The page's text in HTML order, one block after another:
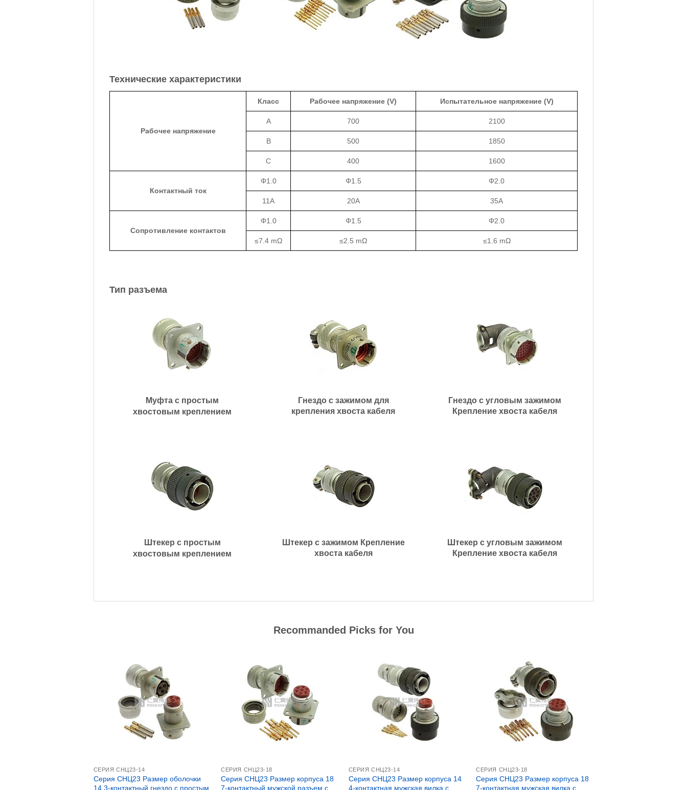
Технические характеристики
Рабочее напряжение
Класс Рабочее напряжение (V) Испытательное напряжение (V)
A 700 2100
B 500 1850
C 400 1600
Контактный ток
Φ1.0 Φ1.5 Φ2.0
11A 20A 35A
Сопротивление контактов
Φ1.0 Φ1.5 Φ2.0
≤7.4 mΩ ≤2.5 mΩ ≤1.6 mΩ
Тип разъема
Муфта с простым
хвостовым креплением
Гнездо с зажимом для
крепления хвоста кабеля
Гнездо с угловым зажимом
Крепление хвоста кабеля
Штекер с простым
хвостовым креплением
Штекер с зажимом Крепление
хвоста кабеля
Штекер с угловым зажимом
Крепление хвоста кабеля
Recommanded Picks for You
СЕРИЯ CНЦ23-14
Серия СНЦ23 Размер оболочки
14 3-контактный гнездо с простым
СЕРИЯ СНЦ23-18
Серия СНЦ23 Размер корпуса 18
7-контактный мужской разъем с
СЕРИЯ CНЦ23-14
Серия СНЦ23 Размер корпуса 14
4-контактная мужская вилка с
СЕРИЯ СНЦ23-18
Серия СНЦ23 Размер корпуса 18
7-контактная мужская вилка с